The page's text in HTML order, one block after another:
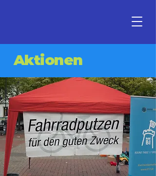
Aktionen